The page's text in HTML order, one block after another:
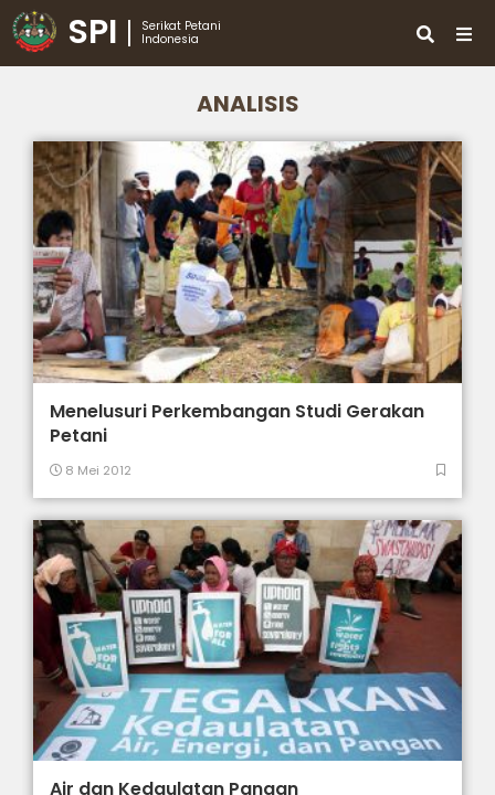
SPI
Serikat Petani
Indonesia
ANALISIS
Menelusuri Perkembangan Studi Gerakan
Petani
8 Mei 2012
Air dan Kedaulatan Pangan